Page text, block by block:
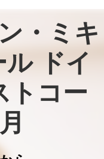
・ミキ
ドイ
トコー